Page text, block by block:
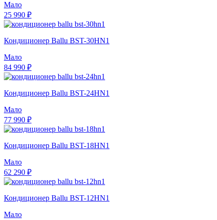
Мало
25 990 ₽
Кондиционер Ballu BST-30HN1
Мало
84 990 ₽
Кондиционер Ballu BST-24HN1
Мало
77 990 ₽
Кондиционер Ballu BST-18HN1
Мало
62 290 ₽
Кондиционер Ballu BST-12HN1
Мало